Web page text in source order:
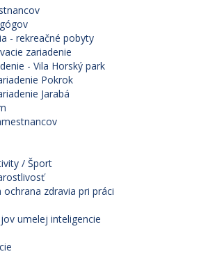
- rekreačné pobyty
zariadenie
- Vila Horský park
Pokrok
Jarabá
/ Šport
ochrana zdravia pri práci
umelej inteligencie